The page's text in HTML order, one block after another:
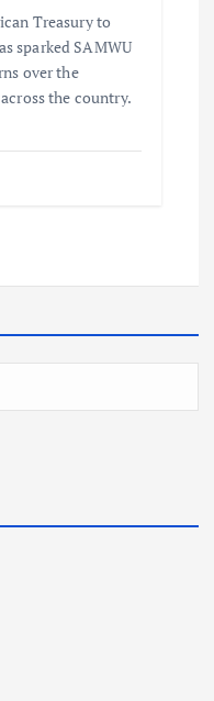
Treasury to
sparked SAMWU
over the
the country.